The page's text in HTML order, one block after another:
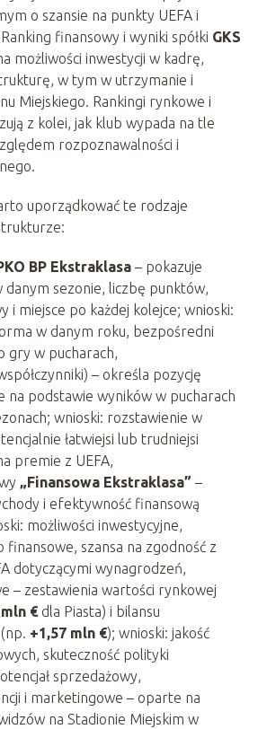
o szansie na punkty UEFA i
finansowy i wyniki spółki GKS
możliwości inwestycji w kadrę,
w tym w utrzymanie i
Miejskiego. Rankingi rynkowe i
z kolei, jak klub wypada na tle
rozpoznawalności i
uporządkować te rodzaje
BP Ekstraklasa– pokazuje
danym sezonie, liczbę punktów,
i miejsce po każdej kolejce; wnioski:
w danym roku, bezpośredni
gry w pucharach,
– określa pozycję
na podstawie wyników w pucharach
wnioski: rozstawienie w
łatwiejsi lub trudniejsi
premie z UEFA,
„Finansowa Ekstraklasa” –
i efektywność finansową
możliwości inwestycyjne,
finansowe, szansa na zgodność z
dotyczącymi wynagrodzeń,
– zestawienia wartości rynkowej
€dla Piasta) i bilansu
+1,57 mln €); wnioski: jakość
skuteczność polityki
sprzedażowy,
i marketingowe – oparte na
na Stadionie Miejskim w